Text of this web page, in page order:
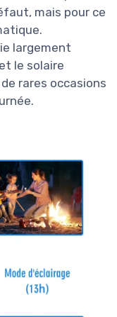
mais pour ce
largement
le solaire
rares occasions